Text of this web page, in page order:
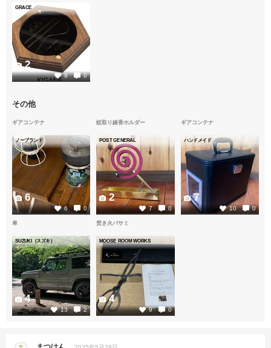
GRACE
9 0
2
その他
ギアコンテナ
ノーブランド
6 0
6
蚊取り線香ホルダー
POST GENERAL
7 0
2
ギアコンテナ
ハンドメイド
10 0
7
車
SUZUKI（スズキ）
13 2
4
焚き火バサミ
MOOSE ROOM WORKS
9 0
4